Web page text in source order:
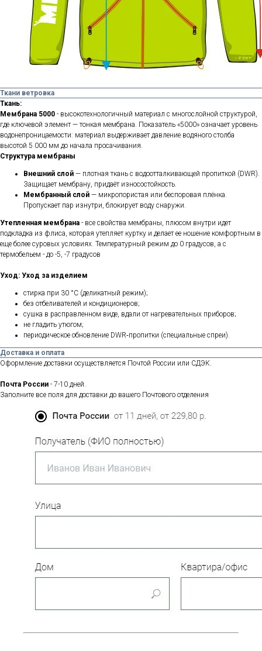
Ткани ветровка
Ткань:
Мембрана 5000 - высокотехнологичный материал с многослойной структурой,
где ключевой элемент — тонкая мембрана. Показатель «5000» означает уровень
водонепроницаемости: материал выдерживает давление водяного столба
высотой 5 000 мм до начала просачивания.
Структура мембраны
Внешний слой — плотная ткань с водоотталкивающей пропиткой (DWR).
Защищает мембрану, придаёт износостойкость.
Мембранный слой — микропористая или беспоровая плёнка.
Пропускает пар изнутри, блокирует воду снаружи.
Утепленная мембрана - все свойства мембраны, плюсом внутри идет
подкладка из флиса, которая утепляет куртку и делает ее ношение комфортным в
еще более суровых условиях. Температурный режим до 0 градусов, а с
термобельем - до -5, -7 градусов
Уход: Уход за изделием
стирка при 30 °C (деликатный режим);
без отбеливателей и кондиционеров;
сушка в расправленном виде, вдали от нагревательных приборов;
не гладить утюгом;
периодическое обновление DWR‑пропитки (специальные спреи).
Доставка и оплата
Оформление доставки осуществляется Почтой России или СДЭК.
Почта России - 7-10 дней.
Заполните все поля для доставки до вашего Почтового отделения